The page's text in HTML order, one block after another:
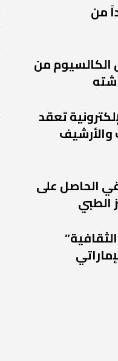
من
من
تعقد
والأرشيف
الحاصل على
الطبي